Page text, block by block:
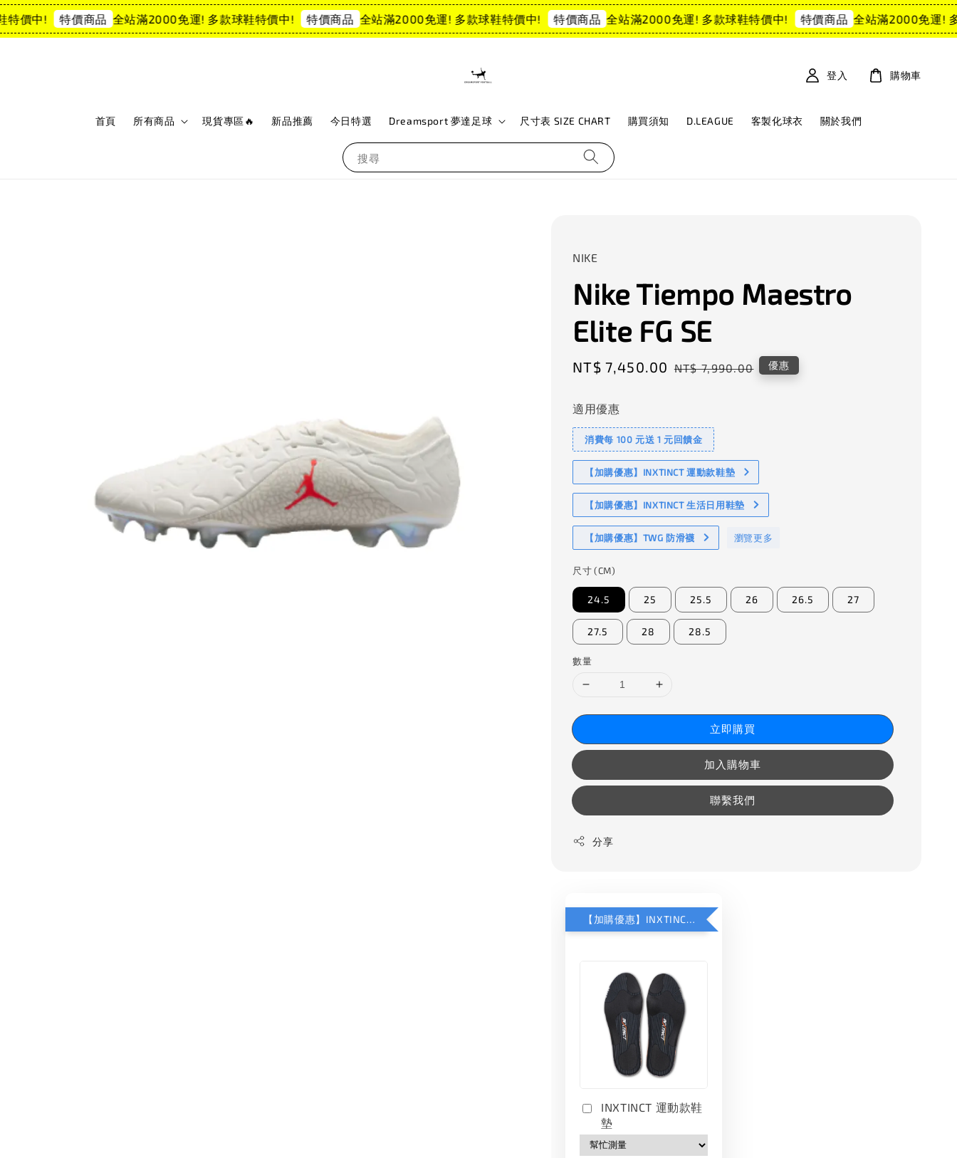
價中! 特價商品 全站滿2000免運! 多款球鞋特價中! 特價商品 全站滿2000免運! 多款球鞋特價中! 特價商品 全站滿2000免運! 多款球鞋特價中! 特價商品 全站滿2000免運! 多
搜尋
首頁 所有商品 現貨專區🔥 新品推薦 今日特選 Dreamsport 夢達足球 尺寸表 SIZE CHART 購買須知 D.LEAGUE 客製化球衣 關於我們
登入 購物車
NIKE
Nike Tiempo Maestro
Elite FG SE
Sale
NT$ 7,450.00 Regular
NT$ 7,990.00 優惠
適用優惠
消費每 100 元送 1 元回饋金
【加購優惠】INXTINCT 運動款鞋墊
【加購優惠】INXTINCT 生活日用鞋墊
【加購優惠】TWG 防滑襪 瀏覽更多
尺寸 (CM)
24.5 25 25.5 26 26.5 27
27.5 28 28.5
數量
立即購買
加入購物車
聯繫我們
分享
【加購優惠】INXTINCT 運動款鞋墊
INXTINCT 運動款鞋
墊